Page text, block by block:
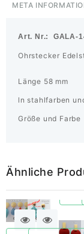
META
Art. Nr.: GALA-
Ohrstecker
Länge 58 mm
ln stahlfarben
Größe und
Ähnliche